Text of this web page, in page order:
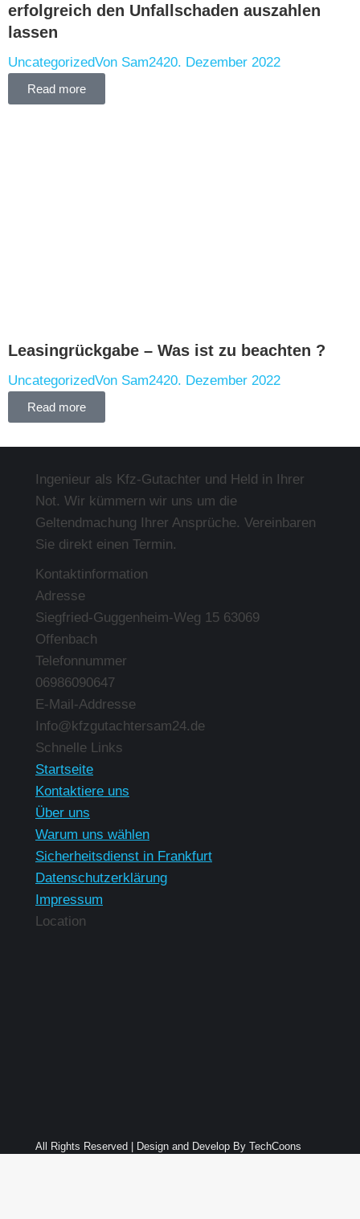
erfolgreich den Unfallschaden auszahlen
lassen
UncategorizedVon Sam2420. Dezember 2022
Read more
Leasingrückgabe – Was ist zu beachten ?
UncategorizedVon Sam2420. Dezember 2022
Read more
Ingenieur als Kfz-Gutachter und Held in Ihrer
Not. Wir kümmern wir uns um die
Geltendmachung Ihrer Ansprüche. Vereinbaren
Sie direkt einen Termin.
Kontaktinformation
Adresse
Siegfried-Guggenheim-Weg 15 63069
Offenbach
Telefonnummer
06986090647
E-Mail-Addresse
Info@kfzgutachtersam24.de
Finden Sie uns auf:
Schnelle Links
Startseite
Kontaktiere uns
Über uns
Warum uns wählen
Sicherheitsdienst in Frankfurt
Datenschutzerklärung
Impressum
Location
All Rights Reserved | Design and Develop By TechCoons